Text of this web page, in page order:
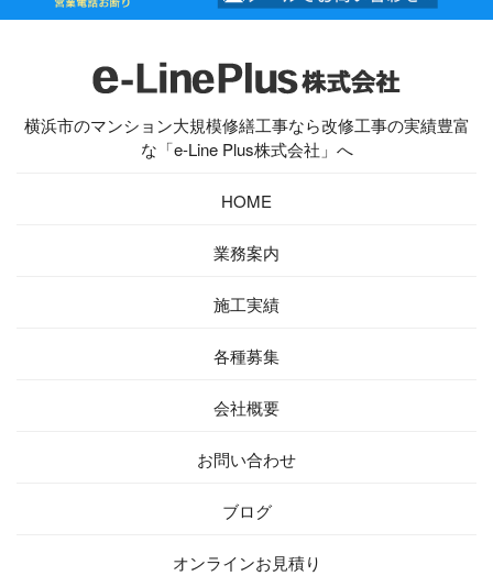
横浜市のマンション大規模修繕工事なら改修工事の実績豊富
な「e-Line Plus株式会社」へ
HOME
業務案内
施工実績
各種募集
会社概要
お問い合わせ
ブログ
オンラインお見積り